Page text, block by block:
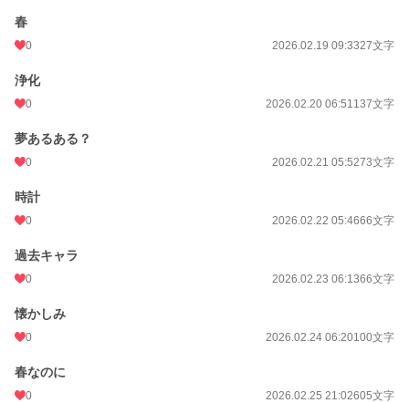
春
0 2026.02.19 09:3327文字
浄化
0 2026.02.20 06:51137文字
夢あるある？
0 2026.02.21 05:5273文字
時計
0 2026.02.22 05:4666文字
過去キャラ
0 2026.02.23 06:1366文字
懐かしみ
0 2026.02.24 06:20100文字
春なのに
0 2026.02.25 21:02605文字